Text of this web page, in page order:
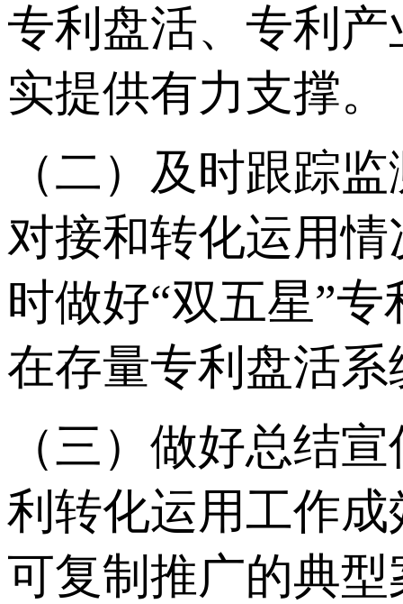
专利盘活、专利
实提供有力支撑。
（二）及时跟踪
对接和转化运用
时做好“双五星”
在存量专利盘活
（三）做好总结
利转化运用工作
可复制推广的典